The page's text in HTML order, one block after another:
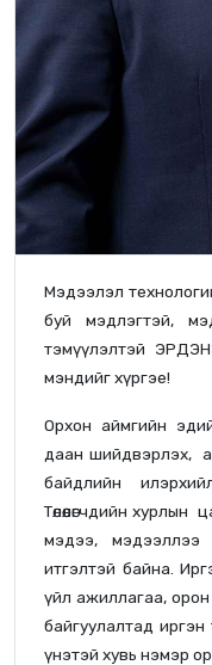
Мэдээлэл
буй мэдлэгтэй,
тэмүүлэлтэй
мэндийг хүргэе!
Орхон аймгийн
даан шийдвэрлэх,
байдлийн
Төлөөлөгчдийн
мэдээ, мэдээллээ
итгэлтэй байна. Иргэд
үйл ажиллагаа, орон
байгуулалтад
үнэтэй хувь нэмэр